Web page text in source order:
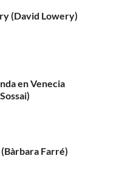
(David Lowery)
en Venecia
Farré)